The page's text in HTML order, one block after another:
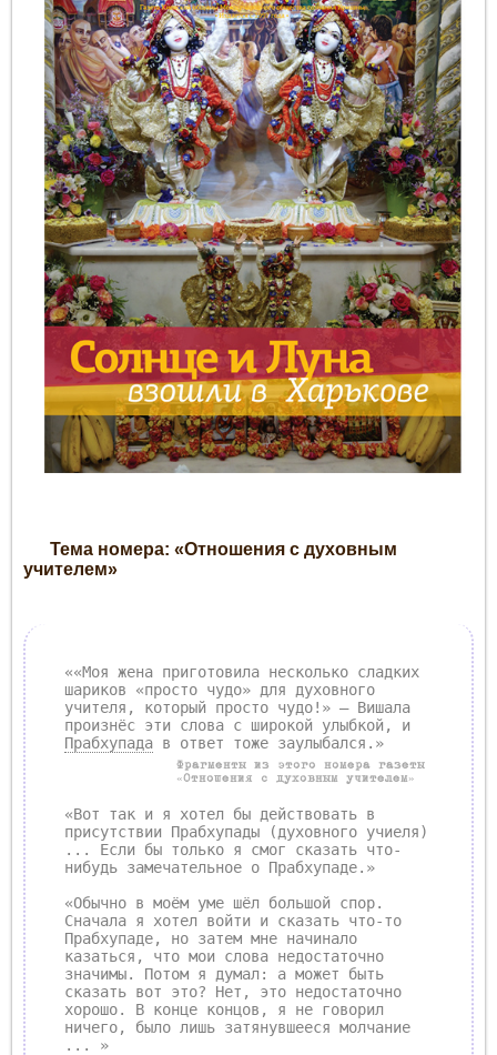
Тема номера: «Отношения с духовным
учителем»
««Моя жена приготовила несколько сладких
шариков «просто чудо» для духовного
учителя, который просто чудо!» — Вишала
произнёс эти слова с широкой улыбкой, и
Прабхупада в ответ тоже заулыбался.»
Фрагменты из этого номера газеты
«Отношения с духовным учителем»
«Вот так и я хотел бы действовать в
присутствии Прабхупады (духовного учиеля)
... Если бы только я смог сказать что-
нибудь замечательное о Прабхупаде.»
«Обычно в моём уме шёл большой спор.
Сначала я хотел войти и сказать что-то
Прабхупаде, но затем мне начинало
казаться, что мои слова недостаточно
значимы. Потом я думал: а может быть
сказать вот это? Нет, это недостаточно
хорошо. В конце концов, я не говорил
ничего, было лишь затянувшееся молчание
... »